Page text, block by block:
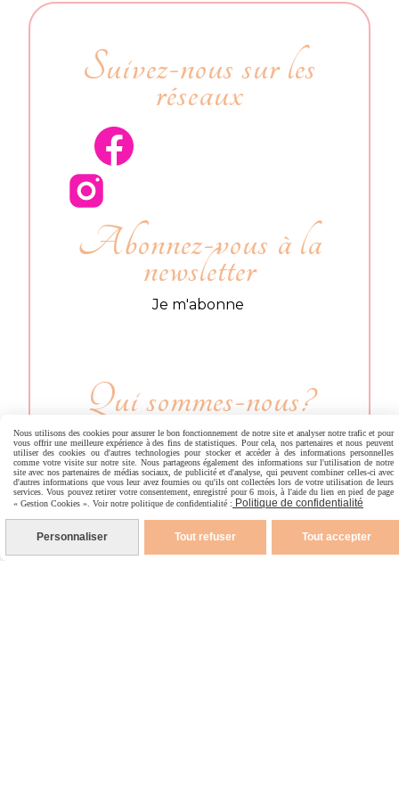
Suivez-nous sur les
réseaux
Abonnez-vous à la
newsletter
Je m'abonne
Qui sommes-nous?
Je découvre
Informations
Nous utilisons des cookies pour assurer le bon fonctionnement de notre site et analyser notre trafic et pour
vous offrir une meilleure expérience à des fins de statistiques. Pour cela, nos partenaires et nous peuvent
utiliser des cookies ou d'autres technologies pour stocker et accéder à des informations personnelles
comme votre visite sur notre site. Nous partageons également des informations sur l'utilisation de notre
site avec nos partenaires de médias sociaux, de publicité et d'analyse, qui peuvent combiner celles-ci avec
d'autres informations que vous leur avez fournies ou qu'ils ont collectées lors de votre utilisation de leurs
services. Vous pouvez retirer votre consentement, enregistré pour 6 mois, à l'aide du lien en pied de page
« Gestion Cookies ». Voir notre politique de confidentialité : Politique de confidentialité
Personnaliser Tout refuser Tout accepter